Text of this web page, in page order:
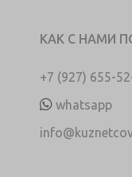
КАК С НАМИ
+7 (927) 655-
whatsapp